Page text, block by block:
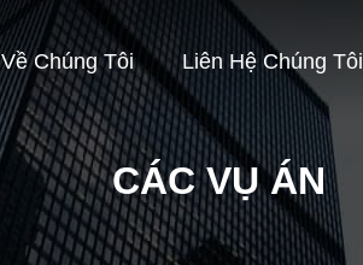
Về Chúng Tôi Liên Hệ Chúng Tôi
CÁC VỤ ÁN